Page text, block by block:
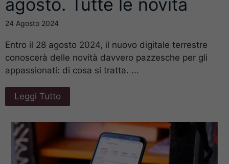
agosto. Tutte le novità
24 Agosto 2024
Entro il 28 agosto 2024, il nuovo digitale terrestre
conoscerà delle novità davvero pazzesche per gli
appassionati: di cosa si tratta. ...
Leggi Tutto